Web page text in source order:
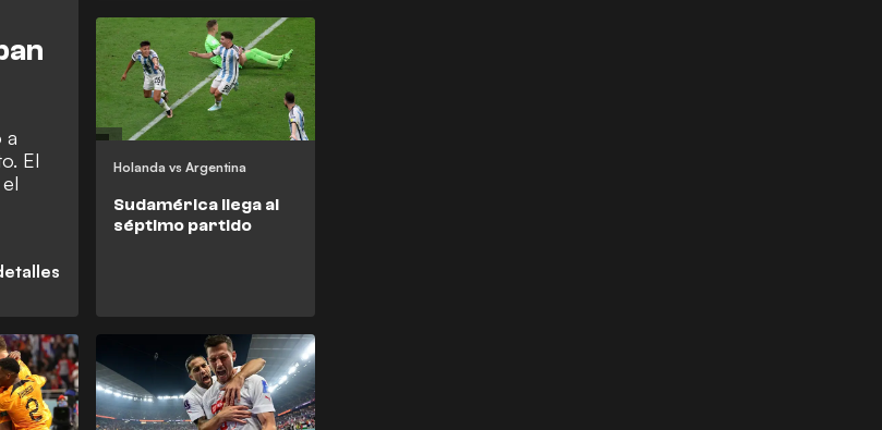
a
El
Holanda vs Argentina
Sudamérica llega al
séptimo partido